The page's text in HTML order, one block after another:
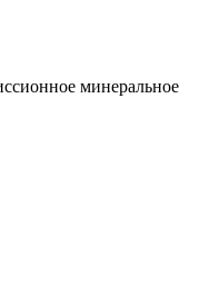
минеральное